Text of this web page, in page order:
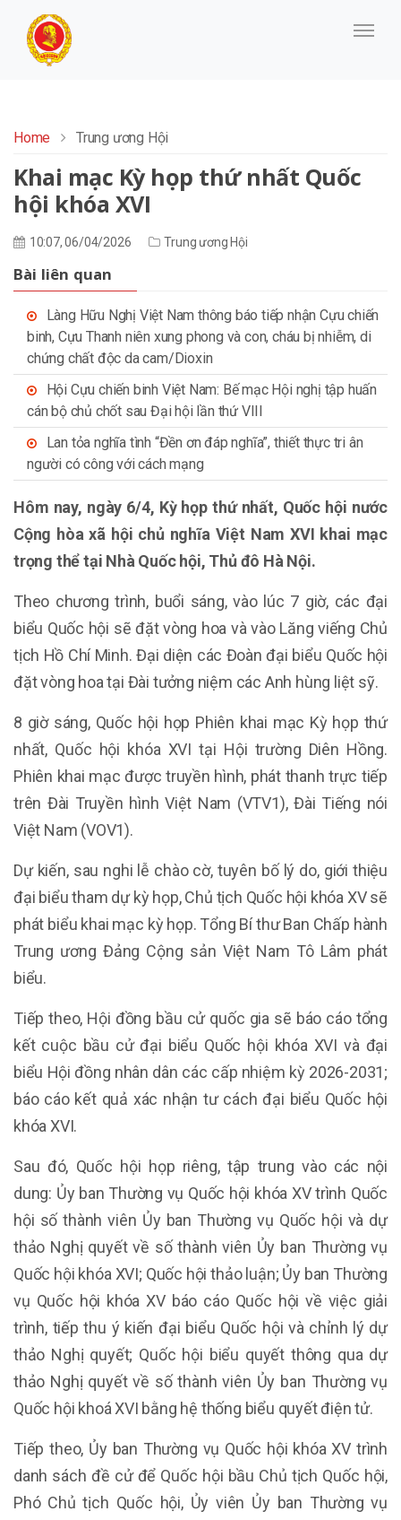
Home Trung ương Hội
Khai mạc Kỳ họp thứ nhất Quốc
hội khóa XVI
10:07, 06/04/2026 Trung ương Hội
Bài liên quan
Làng Hữu Nghị Việt Nam thông báo tiếp nhận Cựu chiến
binh, Cựu Thanh niên xung phong và con, cháu bị nhiễm, di
chứng chất độc da cam/Dioxin
Hội Cựu chiến binh Việt Nam: Bế mạc Hội nghị tập huấn
cán bộ chủ chốt sau Đại hội lần thứ VIII
Lan tỏa nghĩa tình “Đền ơn đáp nghĩa”, thiết thực tri ân
người có công với cách mạng
Hôm nay, ngày 6/4, Kỳ họp thứ nhất, Quốc hội nước
Cộng hòa xã hội chủ nghĩa Việt Nam XVI khai mạc
trọng thể tại Nhà Quốc hội, Thủ đô Hà Nội.
Theo chương trình, buổi sáng, vào lúc 7 giờ, các đại
biểu Quốc hội sẽ đặt vòng hoa và vào Lăng viếng Chủ
tịch Hồ Chí Minh. Đại diện các Đoàn đại biểu Quốc hội
đặt vòng hoa tại Đài tưởng niệm các Anh hùng liệt sỹ.
8 giờ sáng, Quốc hội họp Phiên khai mạc Kỳ họp thứ
nhất, Quốc hội khóa XVI tại Hội trường Diên Hồng.
Phiên khai mạc được truyền hình, phát thanh trực tiếp
trên Đài Truyền hình Việt Nam (VTV1), Đài Tiếng nói
Việt Nam (VOV1).
Dự kiến, sau nghi lễ chào cờ, tuyên bố lý do, giới thiệu
đại biểu tham dự kỳ họp, Chủ tịch Quốc hội khóa XV sẽ
phát biểu khai mạc kỳ họp. Tổng Bí thư Ban Chấp hành
Trung ương Đảng Cộng sản Việt Nam Tô Lâm phát
biểu.
Tiếp theo, Hội đồng bầu cử quốc gia sẽ báo cáo tổng
kết cuộc bầu cử đại biểu Quốc hội khóa XVI và đại
biểu Hội đồng nhân dân các cấp nhiệm kỳ 2026-2031;
báo cáo kết quả xác nhận tư cách đại biểu Quốc hội
khóa XVI.
Sau đó, Quốc hội họp riêng, tập trung vào các nội
dung: Ủy ban Thường vụ Quốc hội khóa XV trình Quốc
hội số thành viên Ủy ban Thường vụ Quốc hội và dự
thảo Nghị quyết về số thành viên Ủy ban Thường vụ
Quốc hội khóa XVI; Quốc hội thảo luận; Ủy ban Thường
vụ Quốc hội khóa XV báo cáo Quốc hội về việc giải
trình, tiếp thu ý kiến đại biểu Quốc hội và chỉnh lý dự
thảo Nghị quyết; Quốc hội biểu quyết thông qua dự
thảo Nghị quyết về số thành viên Ủy ban Thường vụ
Quốc hội khoá XVI bằng hệ thống biểu quyết điện tử.
Tiếp theo, Ủy ban Thường vụ Quốc hội khóa XV trình
danh sách đề cử để Quốc hội bầu Chủ tịch Quốc hội,
Phó Chủ tịch Quốc hội, Ủy viên Ủy ban Thường vụ